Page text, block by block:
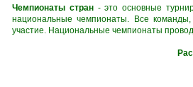
Чемпионаты стран- это основные
национальные чемпионаты. Все
участие. Национальные чемпионаты